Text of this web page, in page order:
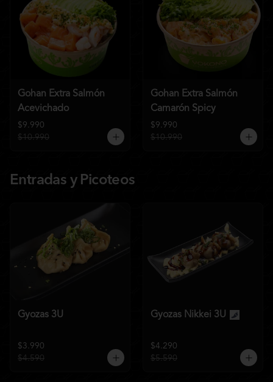
Gohan Extra Salmón
Acevichado
$9.990
$10.990
Gohan Extra Salmón
Camarón Spicy
$9.990
$10.990
Entradas y Picoteos
Gyozas 3U
$3.990
$4.590
Gyozas Nikkei 3U
$4.290
$5.590